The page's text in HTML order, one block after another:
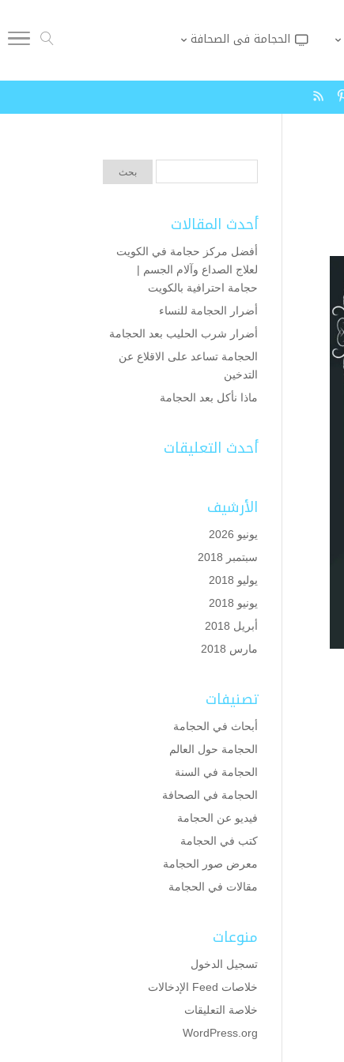
الحجامة فى الصحافة
أحدث المقالات
أفضل مركز حجامة في الكويت
لعلاج الصداع وآلام الجسم |
حجامة احترافية بالكويت
أضرار الحجامة للنساء
أضرار شرب الحليب بعد الحجامة
الحجامة تساعد على الاقلاع عن
التدخين
ماذا نأكل بعد الحجامة
أحدث التعليقات
الأرشيف
يونيو 2026
سبتمبر 2018
يوليو 2018
يونيو 2018
أبريل 2018
مارس 2018
تصنيفات
أبحاث في الحجامة
الحجامة حول العالم
الحجامة في السنة
الحجامة في الصحافة
فيديو عن الحجامة
كتب في الحجامة
معرض صور الحجامة
مقالات في الحجامة
منوعات
تسجيل الدخول
خلاصات Feed الإدخالات
خلاصة التعليقات
WordPress.org